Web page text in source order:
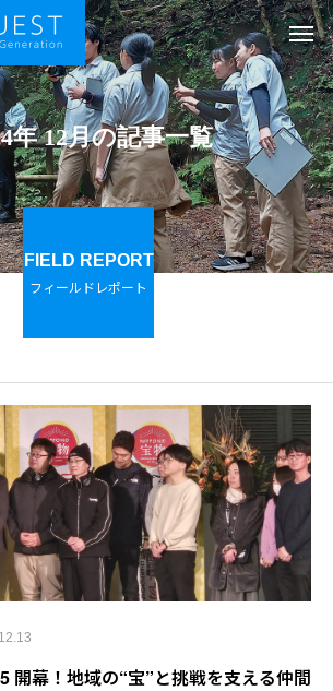
年 12月の記事一覧
FIELD REPORT
フィールドレポート
開幕！地域の“宝”と挑戦を支える仲間